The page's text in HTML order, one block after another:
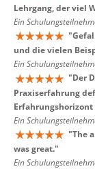
Lehrgang, der viel
Ein
"
und die vielen
Ein
"Der
Praxiserfahrung
Ein
"The
was great."
Ein